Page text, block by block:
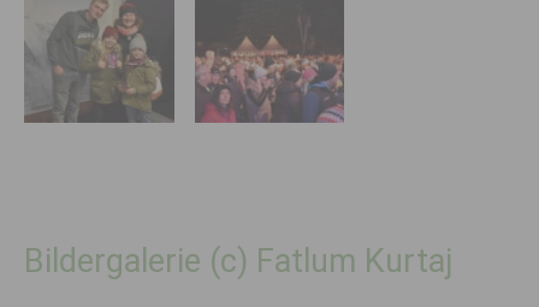
Bildergalerie (c) Fatlum Kurtaj